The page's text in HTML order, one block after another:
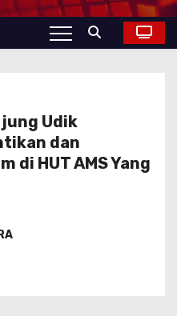
Udik
dan
di HUT AMS Yang